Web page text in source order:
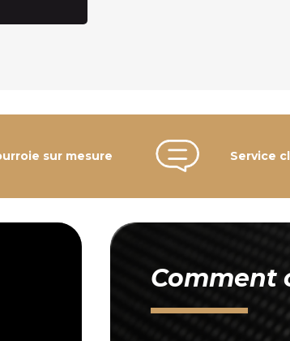
sur mesure Service
Comment